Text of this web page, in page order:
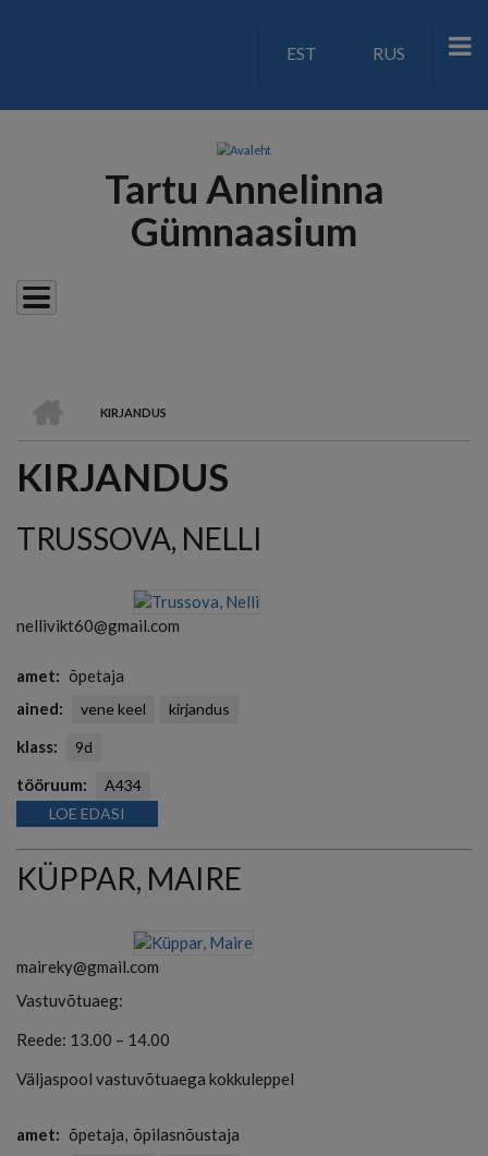
LANGUAGE
EST RUS
Tartu Annelinna
Gümnaasium
LEIVAPURU
KIRJANDUS
KIRJANDUS
TRUSSOVA, NELLI
nellivikt60@gmail.com
amet
õpetaja
ained
vene keel kirjandus
klass 9d
tööruum
A434
LOE EDASI
KÜPPAR, MAIRE
maireky@gmail.com
Vastuvõtuaeg:
Reede: 13.00 – 14.00
Väljaspool vastuvõtuaega kokkuleppel
amet õpetaja õpilasnõustaja